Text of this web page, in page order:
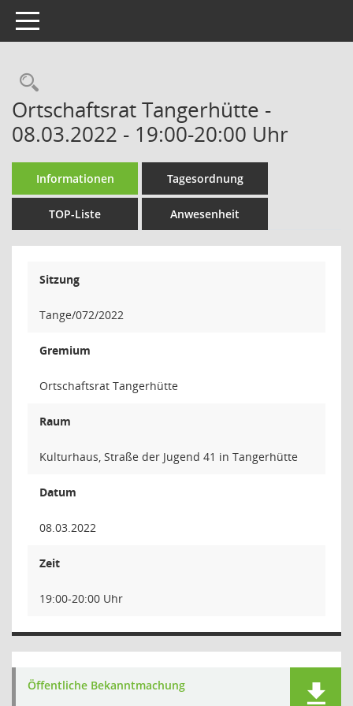
Toggle navigation
Rechercheauswahl
Ortschaftsrat Tangerhütte -
08.03.2022 - 19:00-20:00 Uhr
Informationen Tagesordnung
TOP-Liste Anwesenheit
Sitzung
Tange/072/2022
Gremium
Ortschaftsrat Tangerhütte
Raum
Kulturhaus, Straße der Jugend 41 in Tangerhütte
Datum
08.03.2022
Zeit
19:00-20:00 Uhr
Öffentliche Bekanntmachung